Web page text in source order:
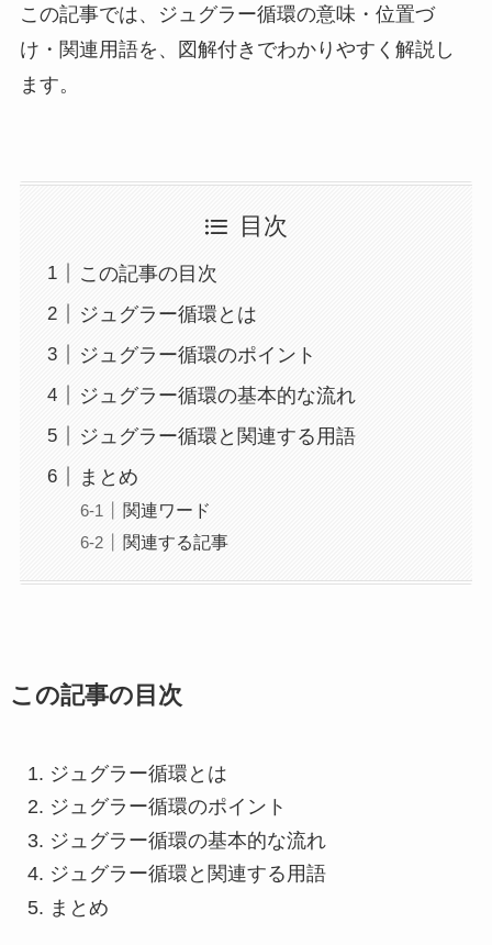
この記事では、ジュグラー循環の意味・位置づ
け・関連用語を、図解付きでわかりやすく解説し
ます。
目次
この記事の目次
ジュグラー循環とは
ジュグラー循環のポイント
ジュグラー循環の基本的な流れ
ジュグラー循環と関連する用語
まとめ
関連ワード
関連する記事
この記事の目次
ジュグラー循環とは
ジュグラー循環のポイント
ジュグラー循環の基本的な流れ
ジュグラー循環と関連する用語
まとめ